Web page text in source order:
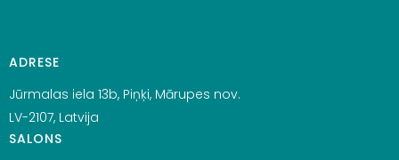
ADRESE
Jūrmalas iela 13b, Piņķi, Mārupes nov.
LV-2107, Latvija
SALONS